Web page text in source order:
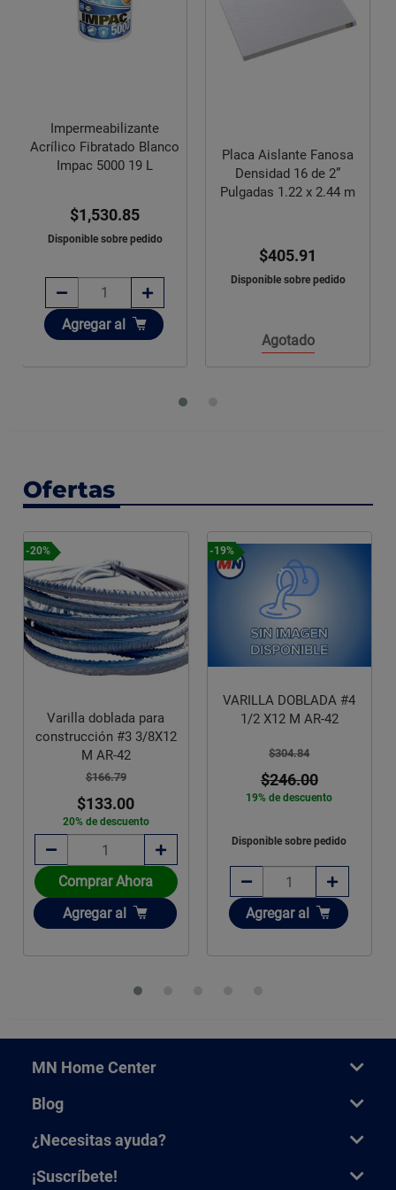
Impermeabilizante
Acrílico Fibratado Blanco
Impac 5000 19 L
$1,530.85
Disponible sobre pedido
Añadir
Agregar al
Placa Aislante Fanosa
Densidad 16 de 2”
Pulgadas 1.22 x 2.44 m
$405.91
Disponible sobre pedido
Agotado
Ofertas
-20%
Varilla doblada para
construcción #3 3/8X12
M AR-42
$166.79
$133.00
20% de descuento
Comprar Ahora
Añadir
Agregar al
-19%
VARILLA DOBLADA #4
1/2 X12 M AR-42
$304.84
$246.00
19% de descuento
Disponible sobre pedido
Añadir
Agregar al
MN Home Center
Blog
¿Necesitas ayuda?
¡Suscríbete!